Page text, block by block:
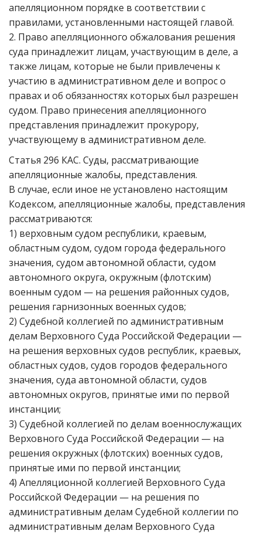
апелляционном порядке в соответствии с
правилами, установленными настоящей главой.
2. Право апелляционного обжалования решения
суда принадлежит лицам, участвующим в деле, а
также лицам, которые не были привлечены к
участию в административном деле и вопрос о
правах и об обязанностях которых был разрешен
судом. Право принесения апелляционного
представления принадлежит прокурору,
участвующему в административном деле.
Статья 296 КАС. Суды, рассматривающие
апелляционные жалобы, представления.
В случае, если иное не установлено настоящим
Кодексом, апелляционные жалобы, представления
рассматриваются:
1) верховным судом республики, краевым,
областным судом, судом города федерального
значения, судом автономной области, судом
автономного округа, окружным (флотским)
военным судом — на решения районных судов,
решения гарнизонных военных судов;
2) Судебной коллегией по административным
делам Верховного Суда Российской Федерации —
на решения верховных судов республик, краевых,
областных судов, судов городов федерального
значения, суда автономной области, судов
автономных округов, принятые ими по первой
инстанции;
3) Судебной коллегией по делам военнослужащих
Верховного Суда Российской Федерации — на
решения окружных (флотских) военных судов,
принятые ими по первой инстанции;
4) Апелляционной коллегией Верховного Суда
Российской Федерации — на решения по
административным делам Судебной коллегии по
административным делам Верховного Суда